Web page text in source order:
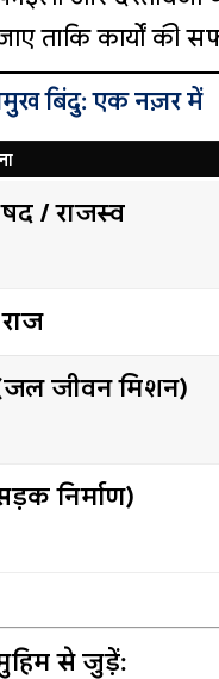
ताकि कार्यों की
बिंदु: एक नज़र में
/ राजस्व
जीवन मिशन)
निर्माण)
मुहिम से जुड़ें: